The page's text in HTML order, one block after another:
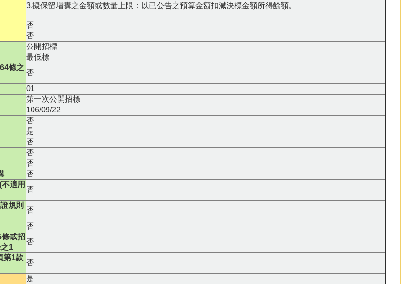
3.擬保留增購之金額或數量上限：以已公告之預算金額扣減決標金額所得餘額。
否
否
公開招標
最低標
條之
否
01
第一次公開招標
106/09/22
否
是
否
否
否
否
適用
否
規則
否
否
條或招
1
否
第1款
否
是